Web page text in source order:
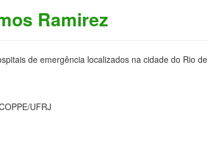
Ramirez
de emergência localizados na cidade do Rio de
UFRJ